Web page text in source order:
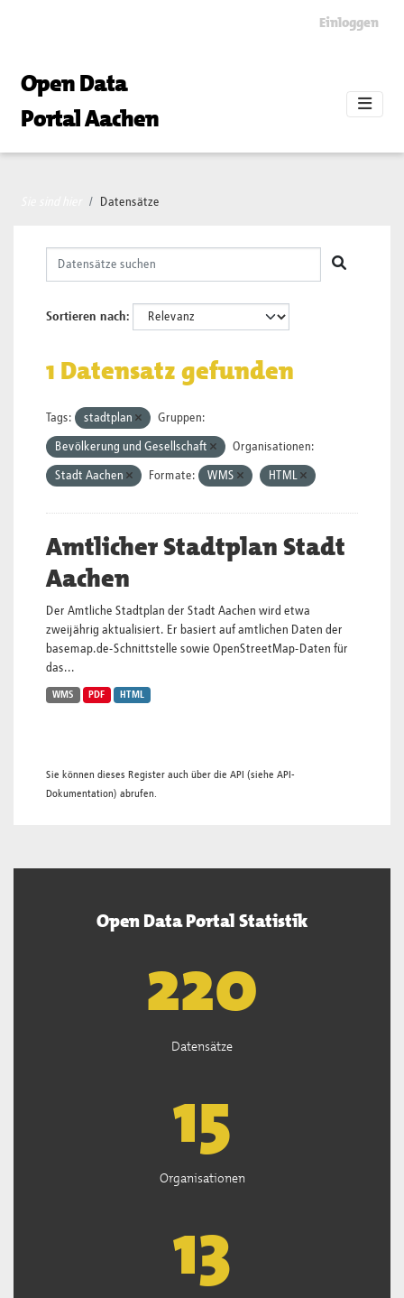
Einloggen
Open Data
Portal Aachen
Datensätze
Sortieren nach
1 Datensatz gefunden
Tags: stadtplan Gruppen:
Bevölkerung und Gesellschaft Organisationen:
Stadt Aachen Formate: WMS HTML
Amtlicher Stadtplan Stadt
Aachen
Der Amtliche Stadtplan der Stadt Aachen wird etwa
zweijährig aktualisiert. Er basiert auf amtlichen Daten der
basemap.de-Schnittstelle sowie OpenStreetMap-Daten für
das...
WMS PDF HTML
Sie können dieses Register auch über die API (siehe API-
Dokumentation) abrufen.
Open Data Portal Statistik
222
Datensätze
15
Organisationen
13